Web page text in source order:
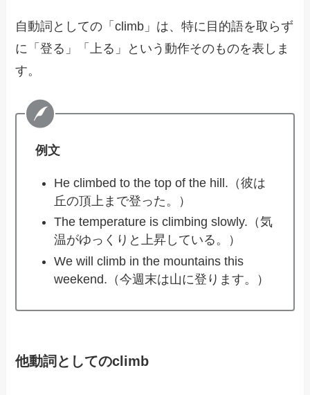
自動詞としての「climb」は、特に目的語を取らず
に「登る」「上る」という動作そのものを表しま
す。
例文
He climbed to the top of the hill.（彼は
丘の頂上まで登った。）
The temperature is climbing slowly.（気
温がゆっくりと上昇している。）
We will climb in the mountains this
weekend.（今週末は山に登ります。）
他動詞としてのclimb